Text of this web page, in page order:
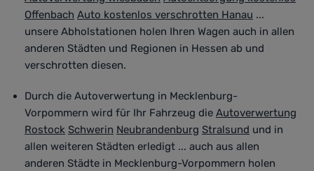
Offenbach Auto kostenlos verschrotten Hanau ...
unsere Abholstationen holen Ihren Wagen auch in allen
anderen Städten und Regionen in Hessen ab und
verschrotten diesen.
Durch die Autoverwertung in Mecklenburg-
Vorpommern wird für Ihr Fahrzeug die Autoverwertung
Rostock Schwerin Neubrandenburg Stralsund und in
allen weiteren Städten erledigt ... auch aus allen
anderen Städte in Mecklenburg-Vorpommern holen